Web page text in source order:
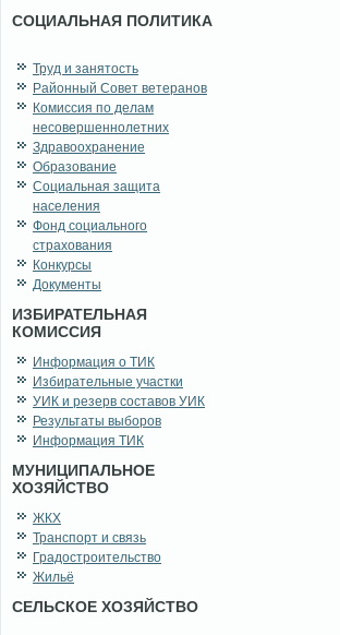
СОЦИАЛЬНАЯ ПОЛИТИКА
Труд и занятость
Районный Совет ветеранов
Комиссия по делам
несовершеннолетних
Здравоохранение
Образование
Социальная защита
населения
Фонд социального
страхования
Конкурсы
Документы
ИЗБИРАТЕЛЬНАЯ
КОМИССИЯ
Информация о ТИК
Избирательные участки
УИК и резерв составов УИК
Результаты выборов
Информация ТИК
МУНИЦИПАЛЬНОЕ
ХОЗЯЙСТВО
ЖКХ
Транспорт и связь
Градостроительство
Жильё
СЕЛЬСКОЕ ХОЗЯЙСТВО